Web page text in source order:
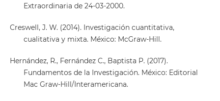
Extraordinaria de 24-03-2000.
Creswell, J. W. (2014). Investigación cuantitativa,
cualitativa y mixta. México: McGraw-Hill.
Hernández, R., Fernández C., Baptista P. (2017).
Fundamentos de la Investigación. México: Editorial
Mac Graw-Hill/Interamericana.